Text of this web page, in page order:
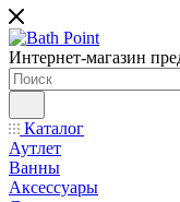
Интернет-магазин
Каталог
Аутлет
Ванны
Аксессуары